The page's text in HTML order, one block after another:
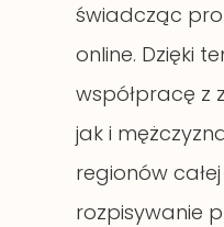
świadcząc
online. Dzięki
współpracę z
jak i
regionów
rozpisywanie